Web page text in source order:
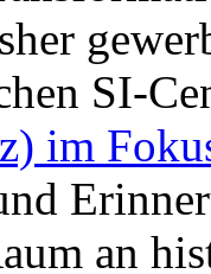
SI-
im
an